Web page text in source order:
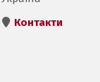
Контакти